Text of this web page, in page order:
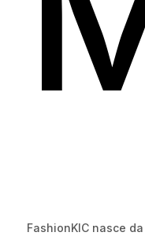
FashionKIC nasce